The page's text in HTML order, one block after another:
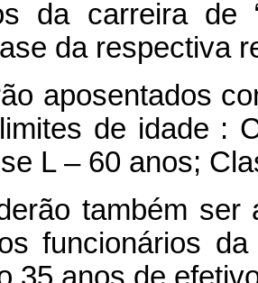
da carreira de
da respectiva
aposentados
de idade :
L – 60 anos;
também
funcionários